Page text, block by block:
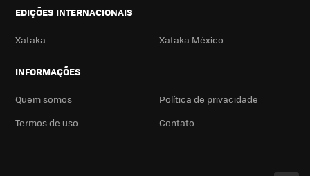
EDIÇÕES INTERNACIONAIS
Xataka Xataka México
INFORMAÇÕES
Quem somos
Política de privacidade
Termos de uso
Contato